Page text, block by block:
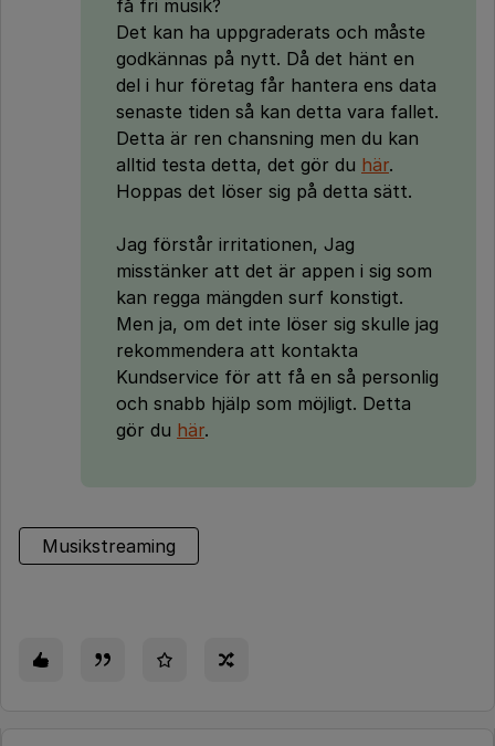
få fri musik?
Det kan ha uppgraderats och måste
godkännas på nytt. Då det hänt en
del i hur företag får hantera ens data
senaste tiden så kan detta vara fallet.
Detta är ren chansning men du kan
alltid testa detta, det gör du här.
Hoppas det löser sig på detta sätt.
Jag förstår irritationen, Jag
misstänker att det är appen i sig som
kan regga mängden surf konstigt.
Men ja, om det inte löser sig skulle jag
rekommendera att kontakta
Kundservice för att få en så personlig
och snabb hjälp som möjligt. Detta
gör du här.
Musikstreaming